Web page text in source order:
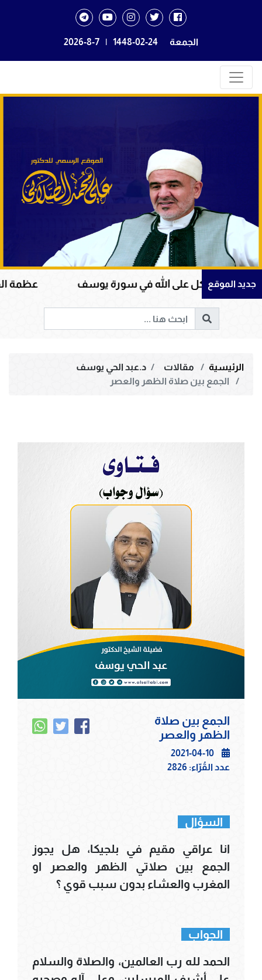
الجمعة 1448-02-24
|
2026-8-7
جديد الموقع
على الله في سورة يوسف عظمة القرآن الكريم
الرئيسية مقالات
د.عبد الحي يوسف
الجمع بين صلاة الظهر والعصر
الجمع بين صلاة
الظهر والعصر
2021-04-10
عدد القُرّاء: 2826
السؤال
انا عراقي مقيم في بلجيكا، هل يجوز
الجمع بين صلاتي الظهر والعصر او
المغرب والعشاء بدون سبب قوي ؟
الجواب
الحمد لله رب العالمين، والصلاة والسلام